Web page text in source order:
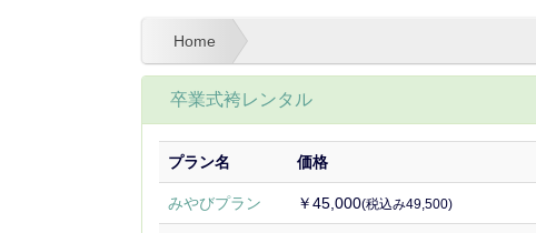
Home
卒業式袴レンタル
プラン名 価格
みやびプラン ￥45,000(税込み49,500)